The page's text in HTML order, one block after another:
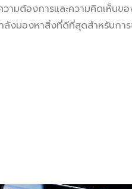
ามต้องการและความคิดเห็นข
ลังมองหาสิ่งที่ดีที่สุดสำหรับกา